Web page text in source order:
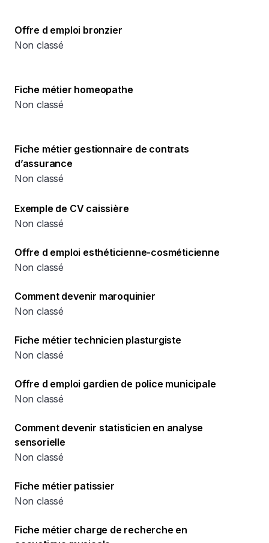
Offre d emploi bronzier
Non classé
Fiche métier homeopathe
Non classé
Fiche métier gestionnaire de contrats
d’assurance
Non classé
Exemple de CV caissière
Non classé
Offre d emploi esthéticienne-cosméticienne
Non classé
Comment devenir maroquinier
Non classé
Fiche métier technicien plasturgiste
Non classé
Offre d emploi gardien de police municipale
Non classé
Comment devenir statisticien en analyse
sensorielle
Non classé
Fiche métier patissier
Non classé
Fiche métier charge de recherche en